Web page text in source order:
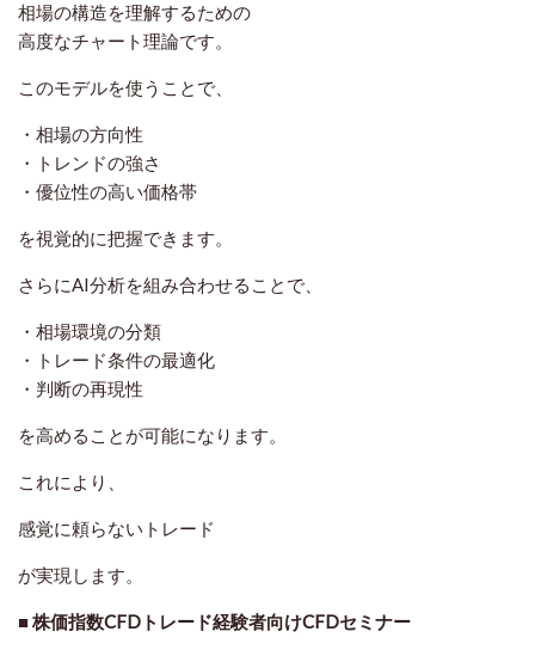
相場の構造を理解するための
高度なチャート理論です。
このモデルを使うことで、
・相場の方向性
・トレンドの強さ
・優位性の高い価格帯
を視覚的に把握できます。
さらにAI分析を組み合わせることで、
・相場環境の分類
・トレード条件の最適化
・判断の再現性
を高めることが可能になります。
これにより、
感覚に頼らないトレード
が実現します。
■ 株価指数CFDトレード経験者向けCFDセミナー